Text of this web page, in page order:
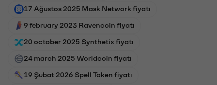
17 Ağustos 2025 Mask Network fiyatı
9 february 2023 Ravencoin fiyatı
20 october 2025 Synthetix fiyatı
24 march 2025 Worldcoin fiyatı
19 Şubat 2026 Spell Token fiyatı